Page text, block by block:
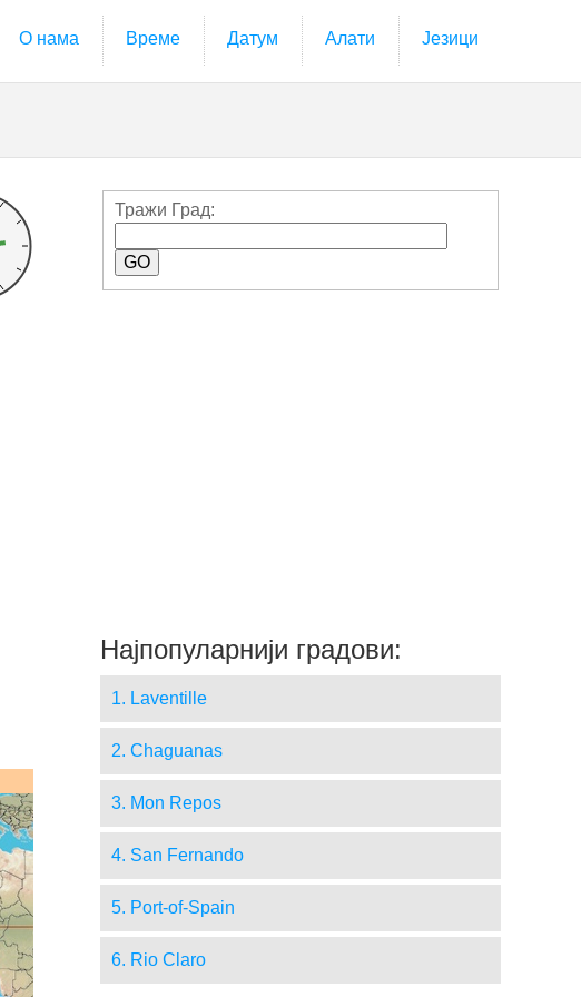
О нама Време Датум Алати Језици
Тражи Град:
Најпопуларнији градови:
1. Laventille
2. Chaguanas
3. Mon Repos
4. San Fernando
5. Port-of-Spain
6. Rio Claro